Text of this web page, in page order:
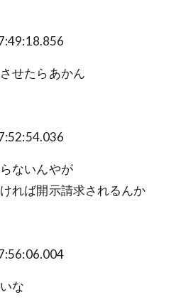
せたらあかん
ないんやが
れば開示請求されるんか
な